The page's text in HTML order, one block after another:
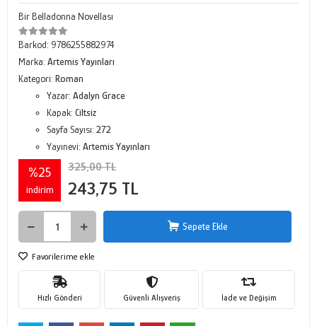
Bir Belladonna Novellası
Barkod: 9786255882974
Marka: Artemis Yayınları
Kategori: Roman
Yazar: Adalyn Grace
Kapak: Ciltsiz
Sayfa Sayısı: 272
Yayınevi: Artemis Yayınları
%25
indirim
325,00 TL
243,75 TL
Sepete Ekle
Favorilerime ekle
Hızlı Gönderi Güvenli Alışveriş İade ve Değişim